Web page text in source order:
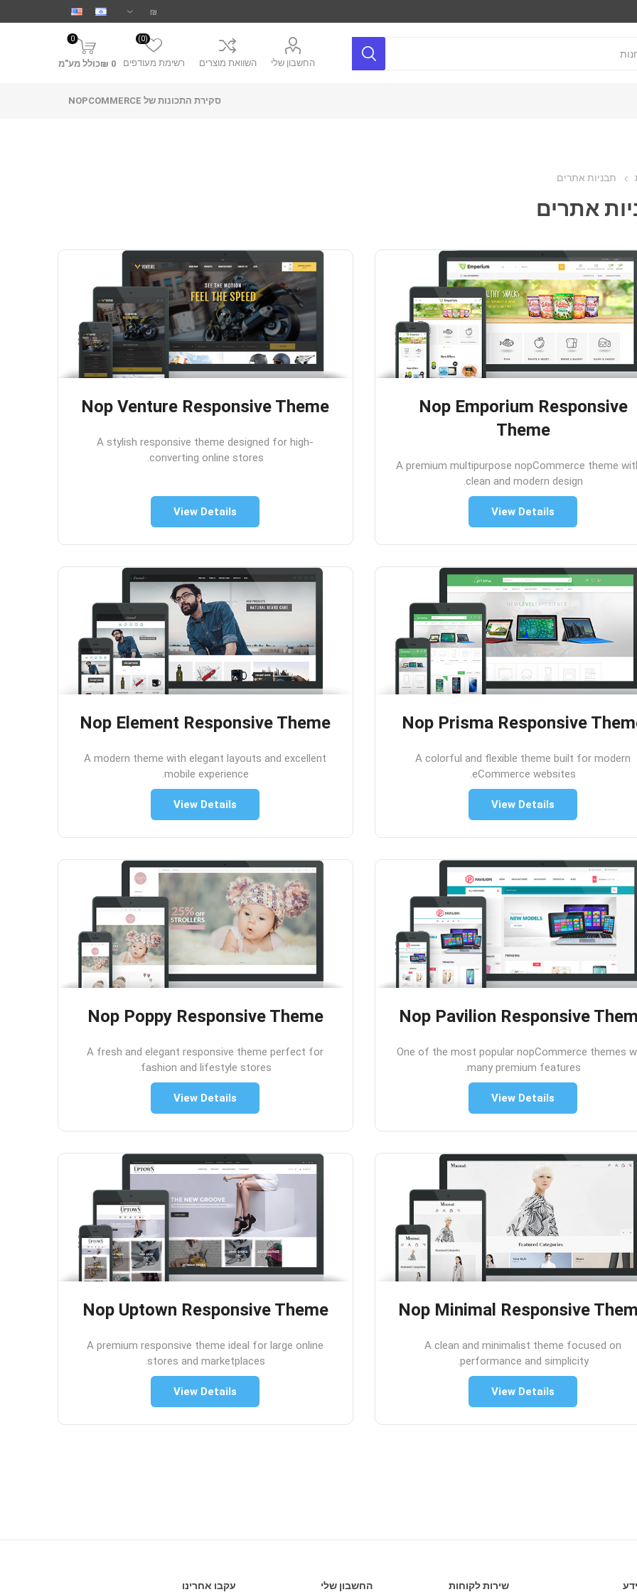
החשבון שלי השוואת מוצרים רשימת מעודפים
(0)
0
0 ₪כולל מע"מ
סקירת התכונות של NOPCOMMERCE
תבניות אתרים
אתרים
Nop Emporium Responsive
Theme
A premium multipurpose nopCommerce theme
clean and modern design.
View Details
Nop Venture Responsive Theme
A stylish responsive theme designed for high-
converting online stores.
View Details
Nop Prisma Responsive
A colorful and flexible theme built for modern
eCommerce websites.
View Details
Nop Element Responsive Theme
A modern theme with elegant layouts and excellent
mobile experience.
View Details
Nop Pavilion Responsive
One of the most popular nopCommerce themes
many premium features.
View Details
Nop Poppy Responsive Theme
A fresh and elegant responsive theme perfect for
fashion and lifestyle stores.
View Details
Nop Minimal Responsive
A clean and minimalist theme focused on
performance and simplicity.
View Details
Nop Uptown Responsive Theme
A premium responsive theme ideal for large online
stores and marketplaces.
View Details
שירות לקוחות החשבון שלי עקבו אחרינו